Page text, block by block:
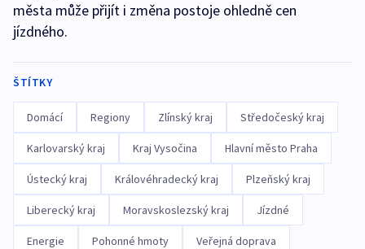
města může přijít i změna postoje ohledně cen
jízdného.
ŠTÍTKY
Domácí Regiony Zlínský kraj Středočeský kraj
Karlovarský kraj Kraj Vysočina Hlavní město Praha
Ústecký kraj Královéhradecký kraj Plzeňský kraj
Liberecký kraj Moravskoslezský kraj Jízdné
Energie Pohonné hmoty Veřejná doprava